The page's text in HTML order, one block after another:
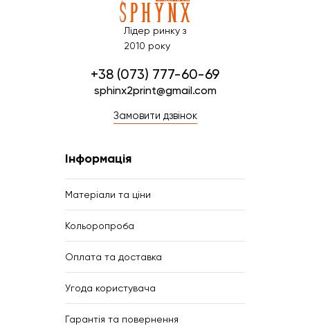
Лідер ринку з
2010 року
+38 (073) 777-60-69
sphinx2print@gmail.com
Замовити дзвінок
Інформація
Матеріали та ціни
Кольоропроба
Оплата та доставка
Угода користувача
Гарантія та повернення